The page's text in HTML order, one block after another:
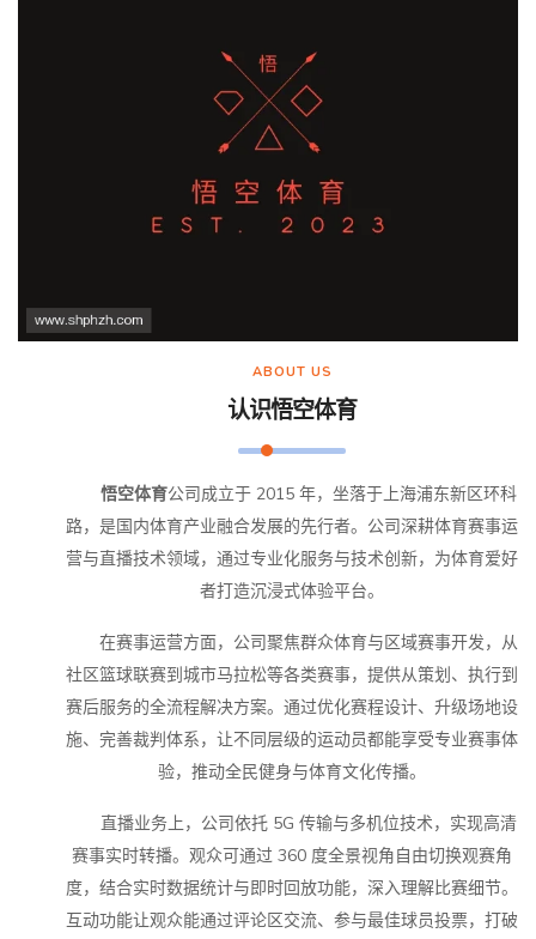
ABOUT US
认识悟空体育
悟空体育公司成立于 2015 年，坐落于上海浦东新区环科
路，是国内体育产业融合发展的先行者。公司深耕体育赛事运
营与直播技术领域，通过专业化服务与技术创新，为体育爱好
者打造沉浸式体验平台。
在赛事运营方面，公司聚焦群众体育与区域赛事开发，从
社区篮球联赛到城市马拉松等各类赛事，提供从策划、执行到
赛后服务的全流程解决方案。通过优化赛程设计、升级场地设
施、完善裁判体系，让不同层级的运动员都能享受专业赛事体
验，推动全民健身与体育文化传播。
直播业务上，公司依托 5G 传输与多机位技术，实现高清
赛事实时转播。观众可通过 360 度全景视角自由切换观赛角
度，结合实时数据统计与即时回放功能，深入理解比赛细节。
互动功能让观众能通过评论区交流、参与最佳球员投票，打破